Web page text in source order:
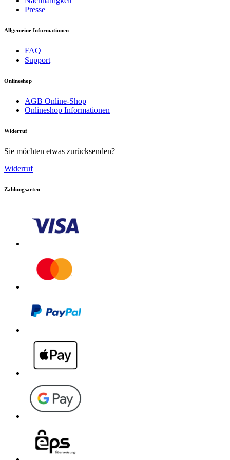
Download PDF
Download PDF
Handbuch
Presse
Allgemeine Informationen
FAQ
Support
Onlineshop
AGB Online-Shop
Onlineshop Informationen
Widerruf
Sie möchten etwas zurücksenden?
Widerruf
Zahlungsarten